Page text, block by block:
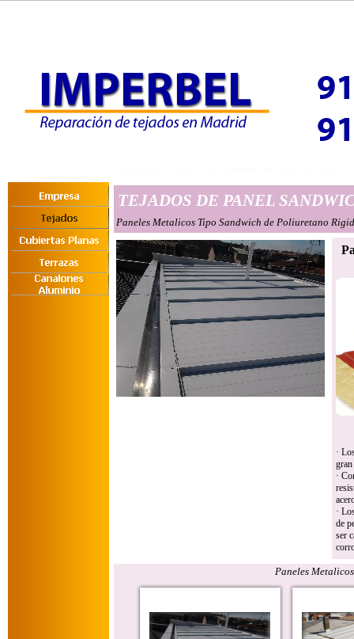
TEJADOS DE PANEL
Paneles Metalicos Tipo Sandwich de Poliuretano
·
·
·
de
ser
Paneles